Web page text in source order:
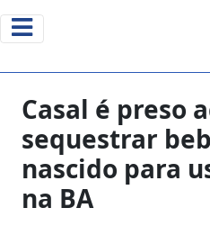
Casal é preso
sequestrar
nascido para
na BA